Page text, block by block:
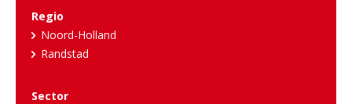
Regio
Noord-Holland
Randstad
Sector